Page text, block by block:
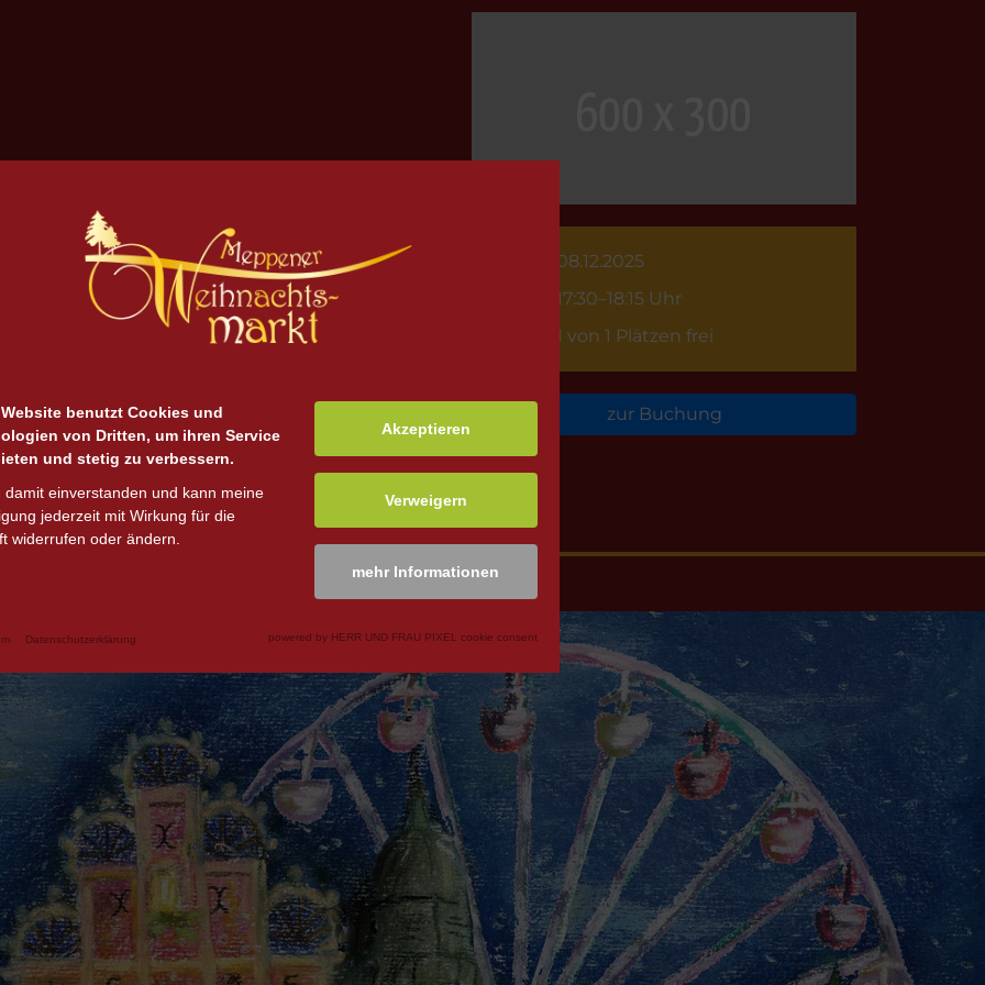
08.12.2025
17:30–18:15 Uhr
1 von 1 Plätzen frei
zur Buchung
Website benutzt Cookies und
von Dritten, um ihren Service
und stetig zu verbessern.
damit einverstanden und kann meine
jederzeit mit Wirkung für die
widerrufen oder ändern.
Akzeptieren
Verweigern
mehr Informationen
Datenschutzerklärung powered by HERR UND FRAU PIXEL cookie consent